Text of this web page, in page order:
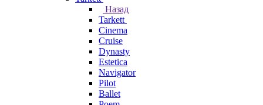
Назад
Tarkett
Cinema
Cruise
Dynasty
Estetica
Navigator
Pilot
Ballet